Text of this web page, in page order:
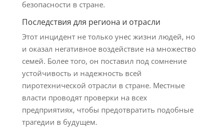
безопасности в стране.
Последствия для региона и отрасли
Этот инцидент не только унес жизни людей, но
и оказал негативное воздействие на множество
семей. Более того, он поставил под сомнение
устойчивость и надежность всей
пиротехнической отрасли в стране. Местные
власти проводят проверки на всех
предприятиях, чтобы предотвратить подобные
трагедии в будущем.